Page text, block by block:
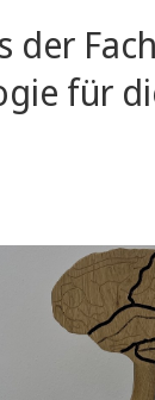
der
für